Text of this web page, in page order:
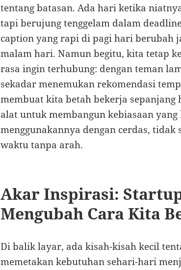
tentang batasan. Ada hari ketika
tapi berujung tenggelam dalam
caption yang rapi di pagi hari berubah
malam hari. Namun begitu, kita tetap
rasa ingin terhubung: dengan teman
sekadar menemukan rekomendasi
membuat kita betah bekerja
alat untuk membangun kebiasaan
menggunakannya dengan cerdas, tidak
waktu tanpa arah.
Akar Inspirasi:
Mengubah Cara Kita
Di balik layar, ada kisah-kisah kecil
memetakan kebutuhan sehari-hari